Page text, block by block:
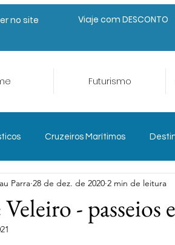
no site Viaje com DESCONTO
Futurismo
Cruzeiros Marítimos
e Aventura Gastroturismo
para Viajar
- passeios
Parra 28 de dez. de 2020 2 min de leitura
5 estrelas.